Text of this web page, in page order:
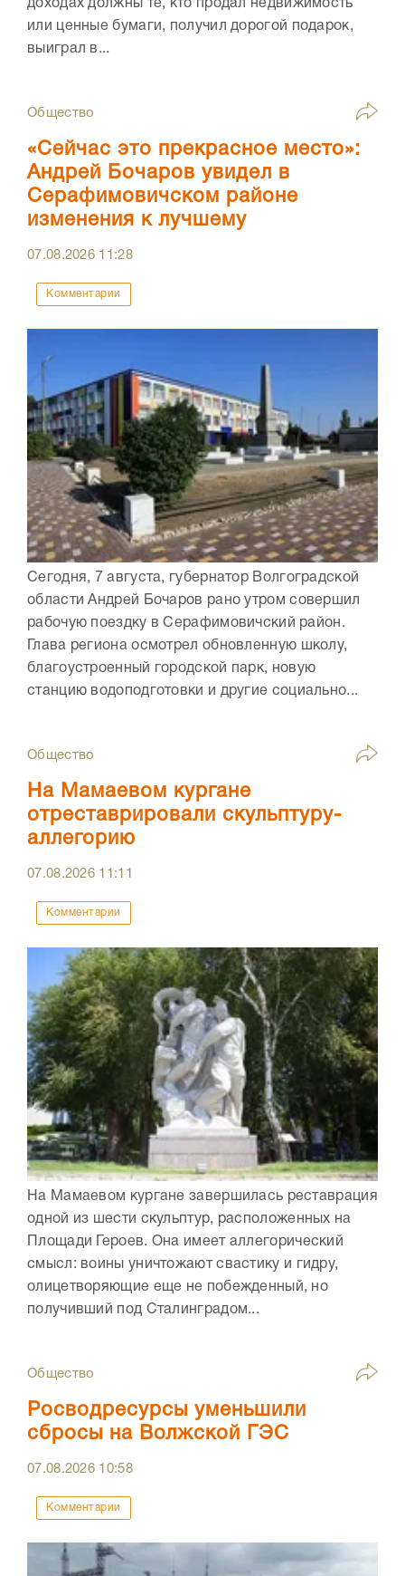
доходах должны те, кто продал недвижимость
или ценные бумаги, получил дорогой подарок,
выиграл в...
Общество
«Сейчас это прекрасное место»:
Андрей Бочаров увидел в
Серафимовичском районе
изменения к лучшему
07.08.2026 11:28
Комментарии
Сегодня, 7 августа, губернатор Волгоградской
области Андрей Бочаров рано утром совершил
рабочую поездку в Серафимовичский район.
Глава региона осмотрел обновленную школу,
благоустроенный городской парк, новую
станцию водоподготовки и другие социально...
Общество
На Мамаевом кургане
отреставрировали скульптуру-
аллегорию
07.08.2026 11:11
Комментарии
На Мамаевом кургане завершилась реставрация
одной из шести скульптур, расположенных на
Площади Героев. Она имеет аллегорический
смысл: воины уничтожают свастику и гидру,
олицетворяющие еще не побежденный, но
получивший под Сталинградом...
Общество
Росводресурсы уменьшили
сбросы на Волжской ГЭС
07.08.2026 10:58
Комментарии